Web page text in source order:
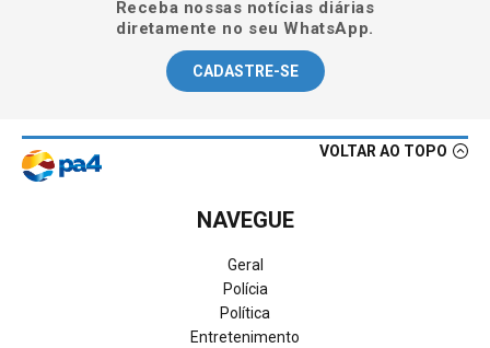
Receba nossas notícias diárias
diretamente no seu WhatsApp.
CADASTRE-SE
VOLTAR AO TOPO
NAVEGUE
Geral
Polícia
Política
Entretenimento